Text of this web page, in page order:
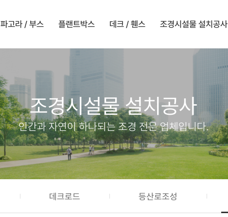
파고라 / 부스 플랜트박스 데크 / 휀스 조경시설물 설치공사
조경시설물 설치공사
인간과 자연이 하나되는 조경 전문 업체입니다.
데크로드 등산로조성